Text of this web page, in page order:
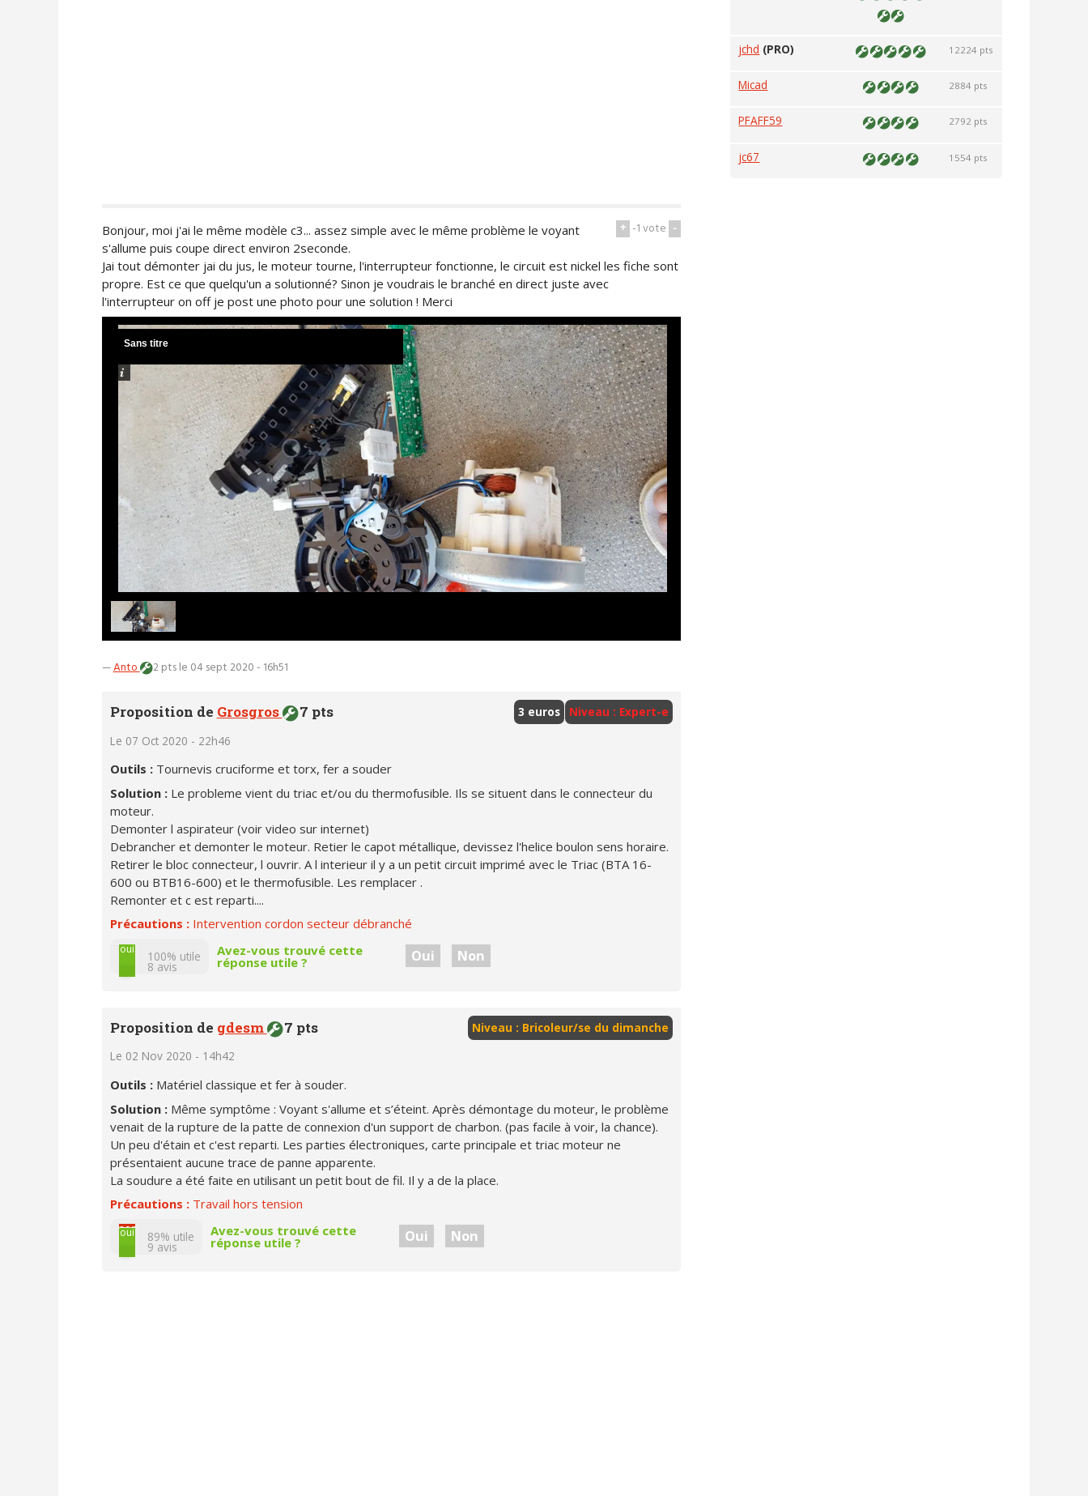
+ -1vote -
Bonjour, moi j'ai le même modèle c3... assez simple avec le même problème le voyant
s'allume puis coupe direct environ 2seconde.
Jai tout démonter jai du jus, le moteur tourne, l'interrupteur fonctionne, le circuit est nickel les fiche sont
propre. Est ce que quelqu'un a solutionné? Sinon je voudrais le branché en direct juste avec
l'interrupteur on off je post une photo pour une solution ! Merci
Sans titre
—Anto 2 ptsle 04 sept 2020 - 16h51
Niveau : Expert-e
3 euros
Proposition de Grosgros 7 pts
Le 07 Oct 2020 - 22h46
Outils : Tournevis cruciforme et torx, fer a souder
Solution : Le probleme vient du triac et/ou du thermofusible. Ils se situent dans le connecteur du
moteur.
Demonter l aspirateur (voir video sur internet)
Debrancher et demonter le moteur. Retier le capot métallique, devissez l'helice boulon sens horaire.
Retirer le bloc connecteur, l ouvrir. A l interieur il y a un petit circuit imprimé avec le Triac (BTA 16-
600 ou BTB16-600) et le thermofusible. Les remplacer .
Remonter et c est reparti....
Précautions : Intervention cordon secteur débranché
non
oui 100% utile
8 avis
Avez-vous trouvé cette
réponse utile ? Oui Non
Niveau : Bricoleur/se du dimanche
Proposition de gdesm 7 pts
Le 02 Nov 2020 - 14h42
Outils : Matériel classique et fer à souder.
Solution : Même symptôme : Voyant s'allume et s’éteint. Après démontage du moteur, le problème
venait de la rupture de la patte de connexion d'un support de charbon. (pas facile à voir, la chance).
Un peu d'étain et c'est reparti. Les parties électroniques, carte principale et triac moteur ne
présentaient aucune trace de panne apparente.
La soudure a été faite en utilisant un petit bout de fil. Il y a de la place.
Précautions : Travail hors tension
non
oui 89% utile
9 avis
Avez-vous trouvé cette
réponse utile ? Oui Non
jchd (PRO) 12224 pts
Micad 2884 pts
PFAFF59 2792 pts
jc67 1554 pts